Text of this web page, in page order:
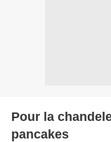
Pour la
pancakes